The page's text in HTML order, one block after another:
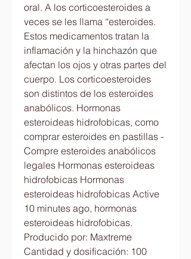
oral. A los corticoesteroides a
veces se les llama “esteroides.
Estos medicamentos tratan la
inflamación y la hinchazón que
afectan los ojos y otras partes del
cuerpo. Los corticoesteroides
son distintos de los esteroides
anabólicos. Hormonas
esteroideas hidrofobicas, como
comprar esteroides en pastillas -
Compre esteroides anabólicos
legales Hormonas esteroideas
hidrofobicas Hormonas
esteroideas hidrofobicas Active
10 minutes ago, hormonas
esteroideas hidrofobicas.
Producido por: Maxtreme
Cantidad y dosificación: 100